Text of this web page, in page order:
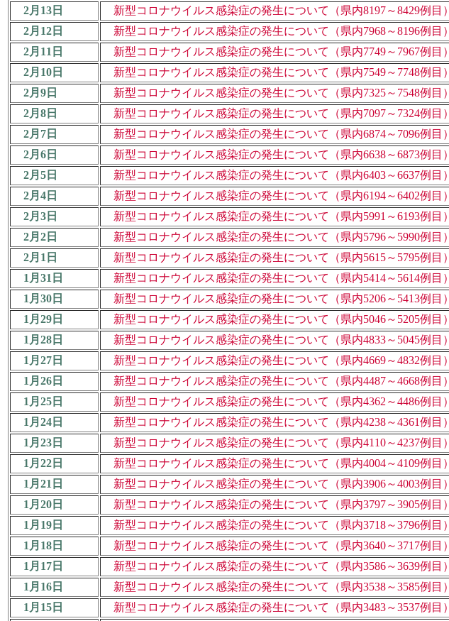
2月13日
新型コロナウイルス感染症の発生について（県内8197～8429例目）
2月12日
新型コロナウイルス感染症の発生について（県内7968～8196例目）
2月11日
新型コロナウイルス感染症の発生について（県内7749～7967例目）
2月10日
新型コロナウイルス感染症の発生について（県内7549～7748例目）
2月9日
新型コロナウイルス感染症の発生について（県内7325～7548例目）
2月8日
新型コロナウイルス感染症の発生について（県内7097～7324例目）
2月7日
新型コロナウイルス感染症の発生について（県内6874～7096例目）
2月6日
新型コロナウイルス感染症の発生について（県内6638～6873例目）
2月5日
新型コロナウイルス感染症の発生について（県内6403～6637例目）
2月4日
新型コロナウイルス感染症の発生について（県内6194～6402例目）
2月3日
新型コロナウイルス感染症の発生について（県内5991～6193例目）
2月2日
新型コロナウイルス感染症の発生について（県内5796～5990例目）
2月1日
新型コロナウイルス感染症の発生について（県内5615～5795例目）
1月31日
新型コロナウイルス感染症の発生について（県内5414～5614例目）
1月30日
新型コロナウイルス感染症の発生について（県内5206～5413例目）
1月29日
新型コロナウイルス感染症の発生について（県内5046～5205例目）
1月28日
新型コロナウイルス感染症の発生について（県内4833～5045例目）
1月27日
新型コロナウイルス感染症の発生について（県内4669～4832例目）
1月26日
新型コロナウイルス感染症の発生について（県内4487～4668例目）
1月25日
新型コロナウイルス感染症の発生について（県内4362～4486例目）
1月24日
新型コロナウイルス感染症の発生について（県内4238～4361例目）
1月23日
新型コロナウイルス感染症の発生について（県内4110～4237例目）
1月22日
新型コロナウイルス感染症の発生について（県内4004～4109例目）
1月21日
新型コロナウイルス感染症の発生について（県内3906～4003例目）
1月20日
新型コロナウイルス感染症の発生について（県内3797～3905例目）
1月19日
新型コロナウイルス感染症の発生について（県内3718～3796例目）
1月18日
新型コロナウイルス感染症の発生について（県内3640～3717例目）
1月17日
新型コロナウイルス感染症の発生について（県内3586～3639例目）
1月16日
新型コロナウイルス感染症の発生について（県内3538～3585例目）
1月15日
新型コロナウイルス感染症の発生について（県内3483～3537例目）